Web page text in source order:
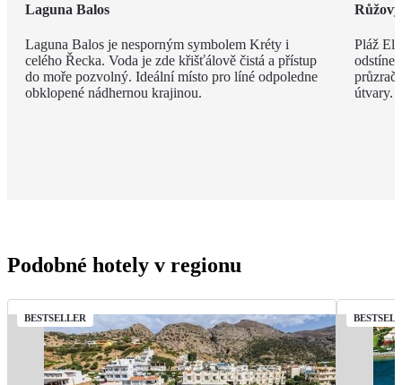
Laguna Balos
Laguna Balos je nesporným symbolem Kréty i
celého Řecka. Voda je zde křišťálově čistá a přístup
do moře pozvolný. Ideální místo pro líné odpoledne
obklopené nádhernou krajinou.
Pláž
útvary.
Podobné hotely v regionu
BESTSELLER